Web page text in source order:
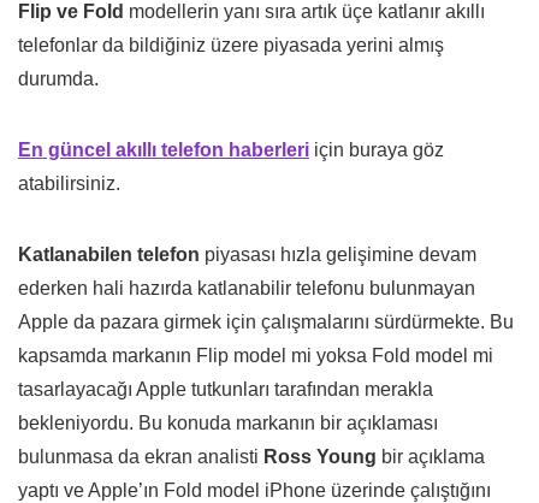
Flip ve Fold modellerin yanı sıra artık üçe katlanır akıllı
telefonlar da bildiğiniz üzere piyasada yerini almış
durumda.
En güncel akıllı telefon haberleri için buraya göz
atabilirsiniz.
Katlanabilen telefon piyasası hızla gelişimine devam
ederken hali hazırda katlanabilir telefonu bulunmayan
Apple da pazara girmek için çalışmalarını sürdürmekte. Bu
kapsamda markanın Flip model mi yoksa Fold model mi
tasarlayacağı Apple tutkunları tarafından merakla
bekleniyordu. Bu konuda markanın bir açıklaması
bulunmasa da ekran analisti Ross Young bir açıklama
yaptı ve Apple’ın Fold model iPhone üzerinde çalıştığını